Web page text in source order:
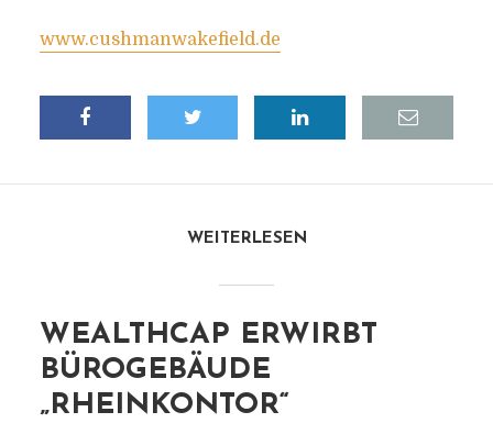
www.cushmanwakefield.de
WEITERLESEN
WEALTHCAP ERWIRBT
BÜROGEBÄUDE
„RHEINKONTOR“